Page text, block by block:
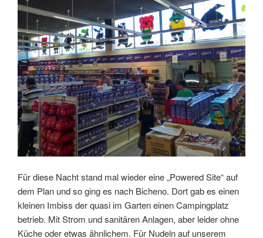
Für diese Nacht stand mal wieder eine „Powered Site“ auf
dem Plan und so ging es nach Bicheno. Dort gab es einen
kleinen Imbiss der quasi im Garten einen Campingplatz
betrieb. Mit Strom und sanitären Anlagen, aber leider ohne
Küche oder etwas ähnlichem. Für Nudeln auf unserem